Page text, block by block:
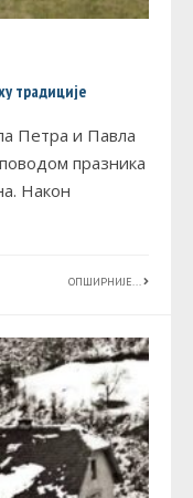
традиције
Петра и Павла
празника
Након
ОПШИРНИЈЕ...